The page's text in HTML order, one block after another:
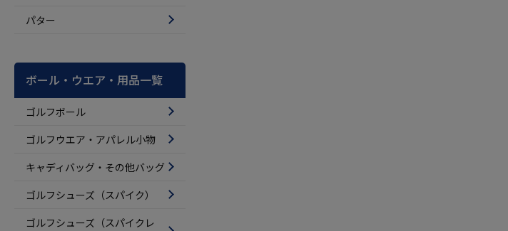
パター
ボール・ウエア・用品一覧
ゴルフボール
ゴルフウエア・アパレル小物
キャディバッグ・その他バッグ
ゴルフシューズ（スパイク）
ゴルフシューズ（スパイクレ